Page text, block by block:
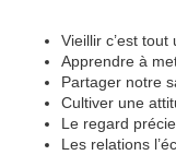
Vieillir c’est tout
Apprendre à
Partager notre
Cultiver une
Le regard
Les relations